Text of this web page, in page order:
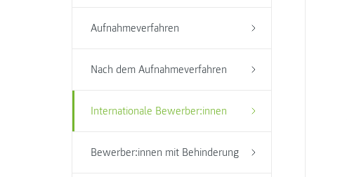
Aufnahmeverfahren
Nach dem Aufnahmeverfahren
Internationale Bewerber:innen
Bewerber:innen mit Behinderung